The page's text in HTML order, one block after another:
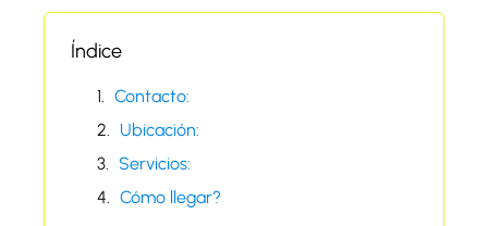
Índice
Contacto:
Ubicación:
Servicios:
Cómo llegar?